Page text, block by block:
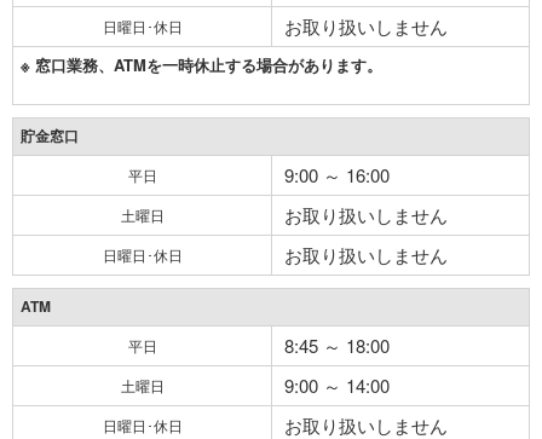
日曜日･休日 お取り扱いしません
※ 窓口業務、ATMを一時休止する場合があります。
貯金窓口
平日 9:00 ～ 16:00
土曜日 お取り扱いしません
日曜日･休日 お取り扱いしません
ATM
平日 8:45 ～ 18:00
土曜日 9:00 ～ 14:00
日曜日･休日 お取り扱いしません